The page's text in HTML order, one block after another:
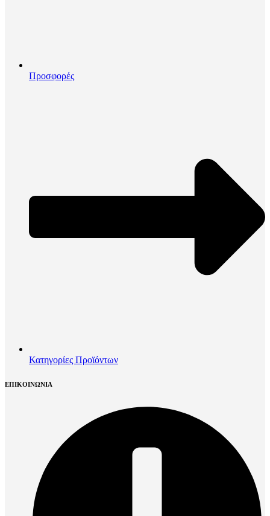
Προσφορές
Κατηγορίες Προϊόντων
ΕΠΙΚΟΙΝΩΝΙΑ